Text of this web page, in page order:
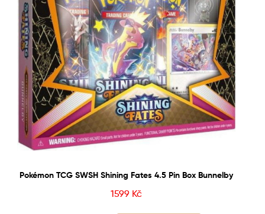
Pokémon TCG SWSH Shining Fates 4.5 Pin Box Bunnelby
1599 Kč